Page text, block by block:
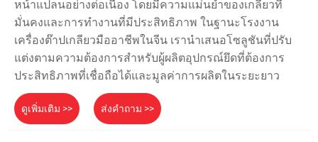
หน้าแปลนอย่างต่อเนื่อง โดยมีความแม่นยำของเกลียวที่
มั่นคงและการทำงานที่มีประสิทธิภาพ ในฐานะโรงงาน
เครื่องต๊าปเกลียวมืออาชีพในจีน เรานำเสนอโซลูชันที่ปรับ
แต่งตามความต้องการสำหรับผู้ผลิตอุปกรณ์ยึดที่ต้องการ
ประสิทธิภาพที่เชื่อถือได้และมูลค่าการผลิตในระยะยาว
ดูเพิ่มเติม >> ส่งคำถาม >>